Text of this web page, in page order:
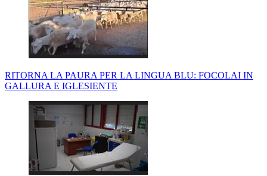
RITORNA LA PAURA PER LA LINGUA BLU: FOCOLAI IN
GALLURA E IGLESIENTE